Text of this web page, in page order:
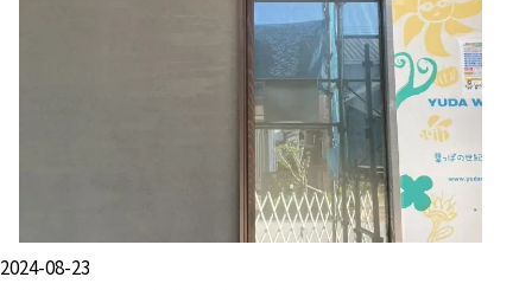
2024-08-23